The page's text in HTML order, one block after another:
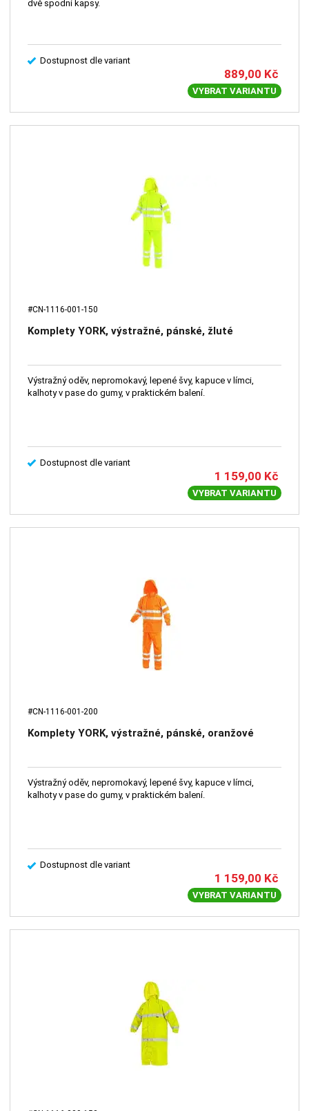
dvě spodní kapsy.
Dostupnost dle variant
889,00 Kč
VYBRAT VARIANTU
#CN-1116-001-150
Komplety YORK, výstražné, pánské, žluté
Výstražný oděv, nepromokavý, lepené švy, kapuce v límci,
kalhoty v pase do gumy, v praktickém balení.
Dostupnost dle variant
1 159,00 Kč
VYBRAT VARIANTU
#CN-1116-001-200
Komplety YORK, výstražné, pánské, oranžové
Výstražný oděv, nepromokavý, lepené švy, kapuce v límci,
kalhoty v pase do gumy, v praktickém balení.
Dostupnost dle variant
1 159,00 Kč
VYBRAT VARIANTU